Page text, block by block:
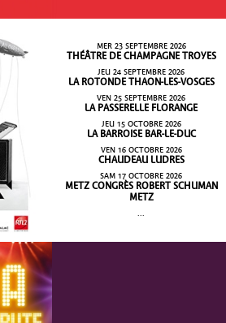
MER 23 SEPTEMBRE 2026
THÉÂTRE DE CHAMPAGNE TROYES
JEU 24 SEPTEMBRE 2026
LA ROTONDE THAON-LES-VOSGES
VEN 25 SEPTEMBRE 2026
LA PASSERELLE FLORANGE
JEU 15 OCTOBRE 2026
LA BARROISE BAR-LE-DUC
VEN 16 OCTOBRE 2026
CHAUDEAU LUDRES
SAM 17 OCTOBRE 2026
METZ CONGRÈS ROBERT SCHUMAN
METZ
...